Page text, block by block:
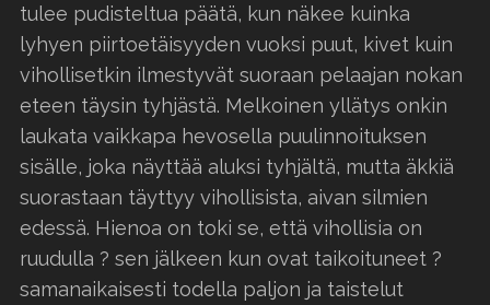
tulee pudisteltua päätä, kun näkee kuinka
lyhyen piirtoetäisyyden vuoksi puut, kivet kuin
vihollisetkin ilmestyvät suoraan pelaajan nokan
eteen täysin tyhjästä. Melkoinen yllätys onkin
laukata vaikkapa hevosella puulinnoituksen
sisälle, joka näyttää aluksi tyhjältä, mutta äkkiä
suorastaan täyttyy vihollisista, aivan silmien
edessä. Hienoa on toki se, että vihollisia on
ruudulla ? sen jälkeen kun ovat taikoituneet ?
samanaikaisesti todella paljon ja taistelut